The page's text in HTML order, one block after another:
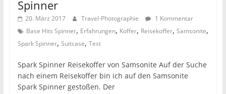
Spinner
20. März 2017 Travel-Photographie
1 Kommentar
Base Hits Spinner, Erfahrungen, Koffer, Reisekoffer, Samsonite,
Spark Spinner, Suitcase, Test
Spark Spinner Reisekoffer von Samsonite Auf der Suche
nach einem Reisekoffer bin ich auf den Samsonite
Spark Spinner gestoßen. Der